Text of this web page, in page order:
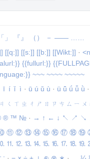
「」 『』 （） － ——
[[q:]] [[s:]] [[b:]] [[Wikt:]] ·
{{fullurl:}}
~~~ ~~~~ ~~~~~
ī í ǐ ì · ū ú ǔ ù · ü ǖ ǘ ǚ ǜ ·
ㄐ ㄑ ㄒ ㄓ ㄔ ㄕ ㄖ ㄗ ㄘ ㄙ ㄧ ㄨ
® ™ № · → ↑ ← ↓ ↖ ↗ ↘
⑪ ⑫ ⑬ ⑭ ⑮ ⑯ ⑰ ⑱ ⑲
⒒ ⒓ ⒔ ⒕ ⒖ ⒗ ⒘ ⒙ ⒚